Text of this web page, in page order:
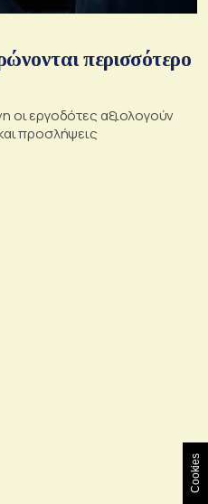
περισσότερο
οι εργοδότες αξιολογούν
προσλήψεις
Cookies